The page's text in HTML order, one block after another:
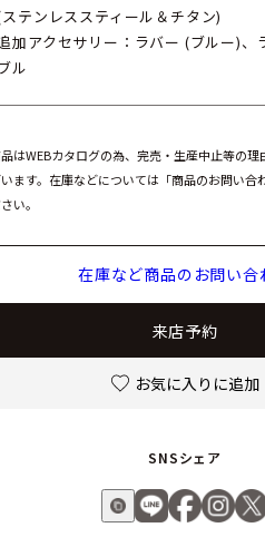
テンレススティール＆チタン)
加アクセサリー：ラバー (ブルー)、
ル
はWEBカタログの為、完売・生産中止等の理
ます。在庫などについては「商品のお問い合
い。
在庫など商品のお問い合
来店予約
お気に入りに追加
SNSシェア